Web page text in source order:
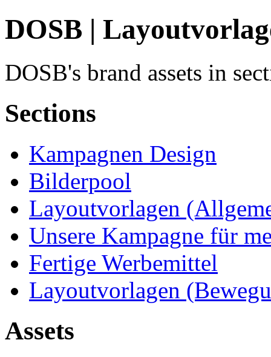
DOSB |
DOSB's brand assets in
Sections
Kampagnen Design
Bilderpool
Layoutvorlagen
Unsere Kampagne für
Fertige Werbemittel
Layoutvorlagen
Assets